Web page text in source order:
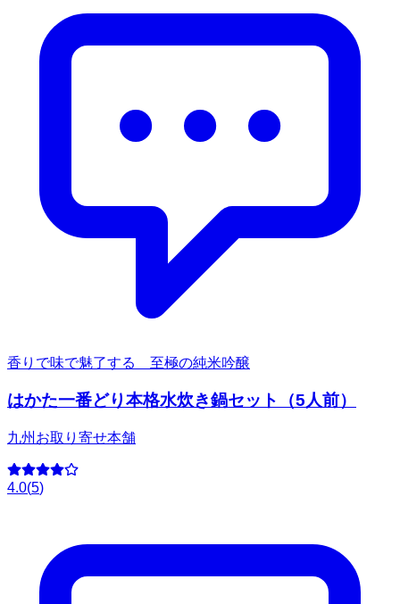
香りで味で魅了する 至極の純米吟醸
はかた一番どり本格水炊き鍋セット（5人前）
九州お取り寄せ本舗
4.0(5)